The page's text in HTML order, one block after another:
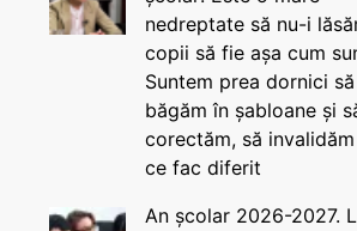
nedreptate să nu-i
copii să fie așa cum
Suntem prea dornici
băgăm în șabloane și
corectăm, să
ce fac diferit
An școlar 2026-2027.